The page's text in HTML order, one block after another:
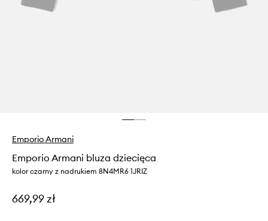
Emporio Armani
Emporio Armani bluza dziecięca
kolor czarny z nadrukiem 8N4MR6 1JRIZ
669,99 zł